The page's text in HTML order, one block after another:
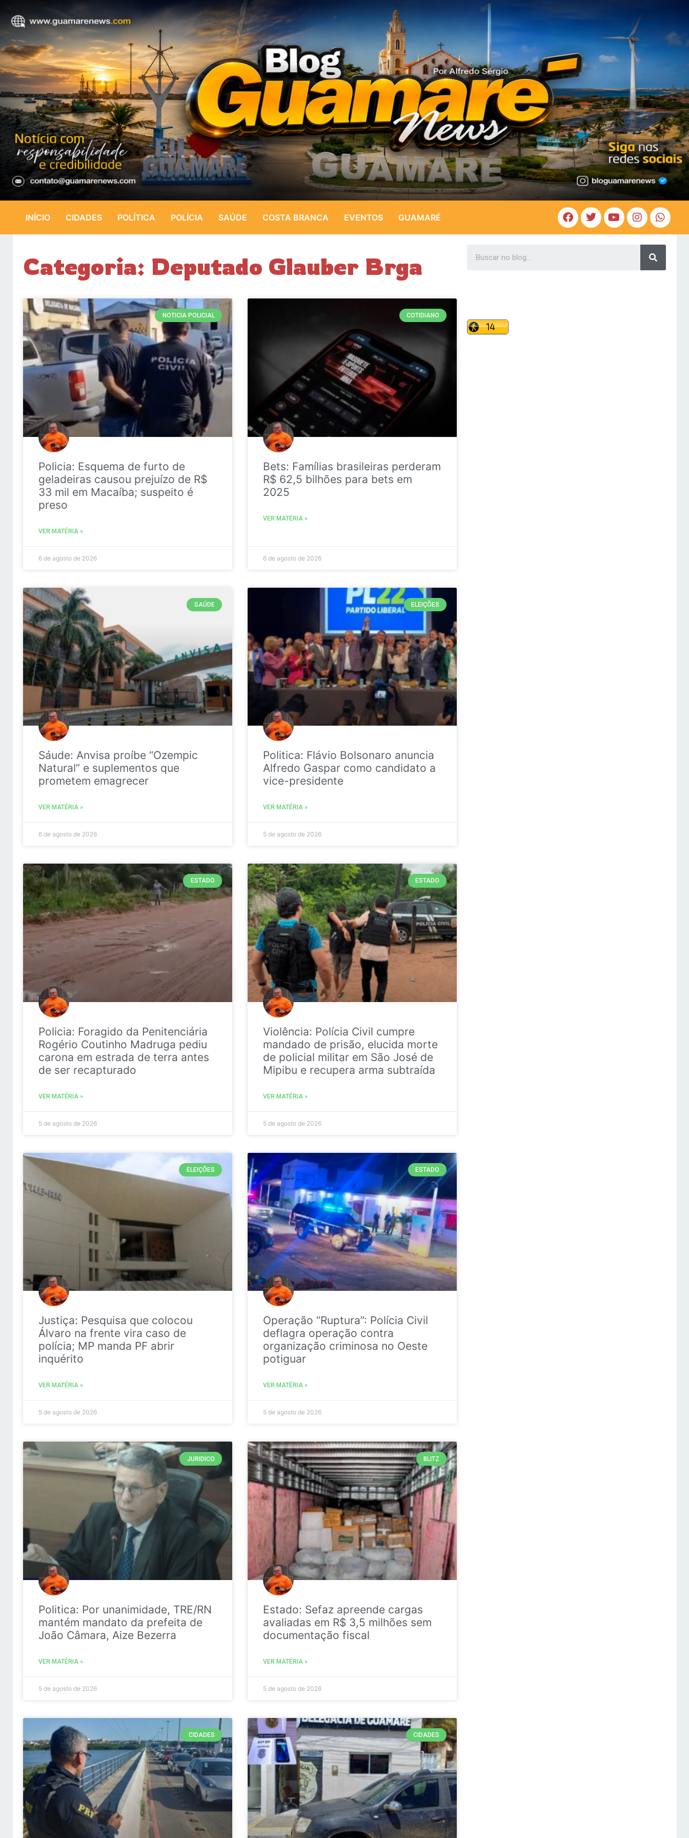
INÍCIO CIDADES POLÍTICA POLÍCIA SAÚDE COSTA BRANCA EVENTOS GUAMARÉ
Categoria: Deputado Glauber Brga
NOTICIA POLICIAL
Policia: Esquema de furto de
geladeiras causou prejuízo de R$
33 mil em Macaíba; suspeito é
preso
VER MATÉRIA »
6 de agosto de 2026
COTIDIANO
Bets: Famílias brasileiras perderam
R$ 62,5 bilhões para bets em
2025
VER MATÉRIA »
6 de agosto de 2026
SAÚDE
Sáude: Anvisa proíbe “Ozempic
Natural” e suplementos que
prometem emagrecer
VER MATÉRIA »
6 de agosto de 2026
ELEIÇÕES
Politica: Flávio Bolsonaro anuncia
Alfredo Gaspar como candidato a
vice-presidente
VER MATÉRIA »
5 de agosto de 2026
ESTADO
Policia: Foragido da Penitenciária
Rogério Coutinho Madruga pediu
carona em estrada de terra antes
de ser recapturado
VER MATÉRIA »
5 de agosto de 2026
ESTADO
Violência: Polícia Civil cumpre
mandado de prisão, elucida morte
de policial militar em São José de
Mipibu e recupera arma subtraída
VER MATÉRIA »
5 de agosto de 2026
ELEIÇÕES
Justiça: Pesquisa que colocou
Álvaro na frente vira caso de
polícia; MP manda PF abrir
inquérito
VER MATÉRIA »
5 de agosto de 2026
ESTADO
Operação “Ruptura”: Polícia Civil
deflagra operação contra
organização criminosa no Oeste
potiguar
VER MATÉRIA »
5 de agosto de 2026
JURIDICO
Politica: Por unanimidade, TRE/RN
mantém mandato da prefeita de
João Câmara, Aize Bezerra
VER MATÉRIA »
5 de agosto de 2026
BLITZ
Estado: Sefaz apreende cargas
avaliadas em R$ 3,5 milhões sem
documentação fiscal
VER MATÉRIA »
5 de agosto de 2026
CIDADES CIDADES